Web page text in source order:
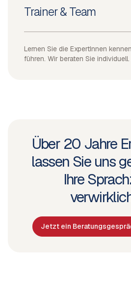
Trainer & Team
Lernen Sie die ExpertInnen
führen. Wir beraten Sie individuell.
Über 20 Jahre
lassen Sie uns
Ihre
Jetzt ein